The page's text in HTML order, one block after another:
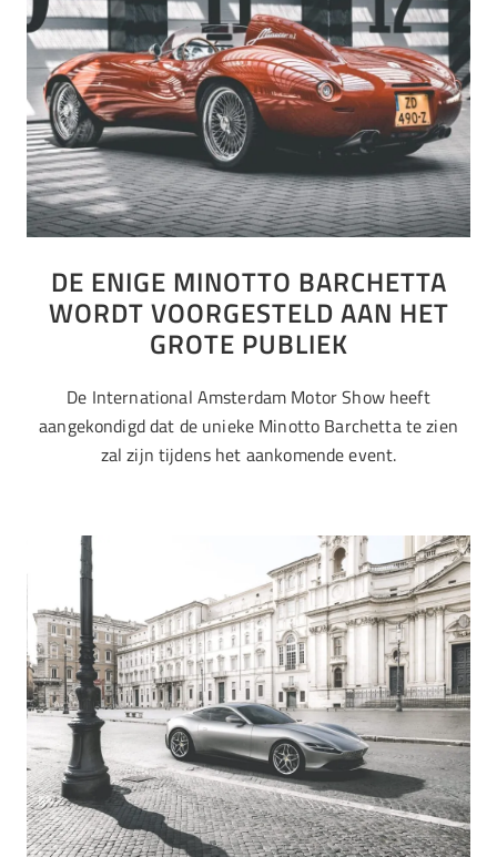
DE ENIGE MINOTTO BARCHETTA
WORDT VOORGESTELD AAN HET
GROTE PUBLIEK
De International Amsterdam Motor Show heeft
aangekondigd dat de unieke Minotto Barchetta te zien
zal zijn tijdens het aankomende event.